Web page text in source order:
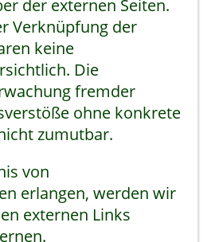
der externen Seiten.
Verknüpfung der
keine
Die
fremder
ohne konkrete
zumutbar.
von
erlangen, werden wir
externen Links